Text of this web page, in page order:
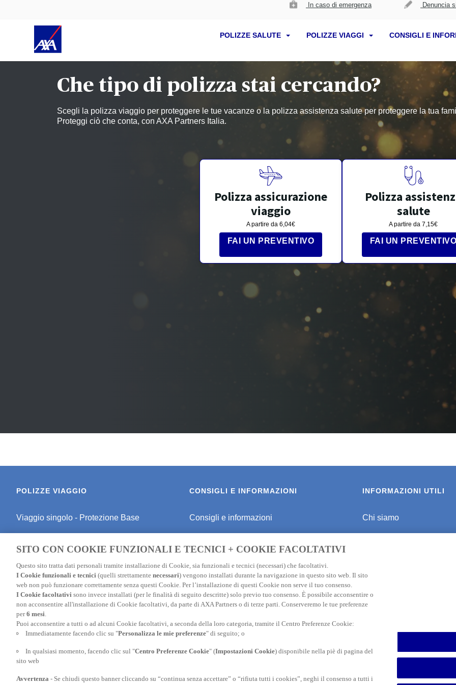
In caso di emergenza Denuncia
POLIZZE SALUTE POLIZZE VIAGGI CONSIGLI E
Che tipo di polizza stai cercando?
Scegli la polizza viaggio per proteggere le tue vacanze o la polizza assistenza salute per proteggere la tua
Proteggi ciò che conta, con AXA Partners Italia.
Polizza assicurazione
viaggio
A partire da 6,04€
FAI UN PREVENTIVO
Polizza
salute
A partire da 7,15€
FAI UN
POLIZZE VIAGGIO
Viaggio singolo - Protezione Base
Polizza Studenti
Polizza Sci
Polizza annuale
Confronta le nostre polizze
Assicurazione Annullamento Viaggio
CONSIGLI E INFORMAZIONI
Consigli e informazioni
Assicurazione Viaggio Giappone
Assicurazione Viaggio Thailandia
Assicurazione Viaggio USA
Assicurazione Viaggio ASIA
INFORMAZIONI UTILI
Chi siamo
FAQ
Informativa Cookie
Dichiarazione di
Promozioni
SITO CON COOKIE FUNZIONALI E TECNICI + COOKIE FACOLTATIVI
Questo sito tratta dati personali tramite installazione di Cookie, sia funzionali e tecnici (necessari) che facoltativi.
I Cookie funzionali e tecnici (quelli strettamente necessari) vengono installati durante la navigazione in questo sito web. Il sito
web non può funzionare correttamente senza questi Cookie. Per l’installazione di questi Cookie non serve il tuo consenso.
I Cookie facoltativi sono invece installati (per le finalità di seguito descritte) solo previo tuo consenso. È possibile acconsentire o
non acconsentire all'installazione di Cookie facoltativi, da parte di AXA Partners o di terze parti. Conserveremo le tue preferenze
per6 mesi.
Puoi acconsentire a tutti o ad alcuni Cookie facoltativi, a seconda della loro categoria, tramite il Centro Preferenze Cookie:
Immediatamente facendo clic su "Personalizza le mie preferenze" di seguito; o
In qualsiasi momento, facendo clic sul "Centro Preferenze Cookie" (Impostazioni Cookie) disponibile nella piè di pagina del
sito web
Avvertenza - Se chiudi questo banner cliccando su “continua senza accettare” o “rifiuta tutti i cookies”, neghi il consenso a tutti i